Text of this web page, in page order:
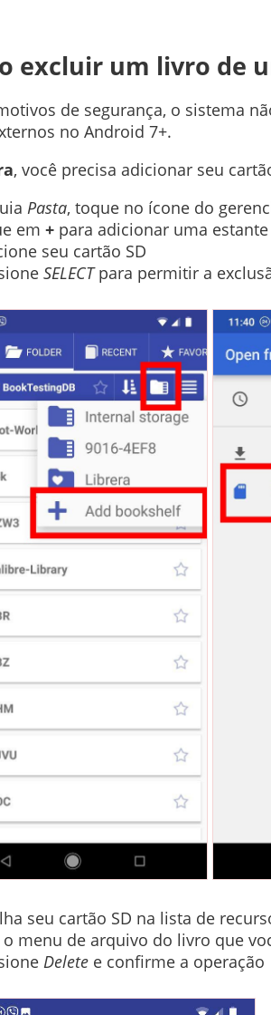
excluir um livro de
de segurança, o sistema
no Android 7+.
, você precisa adicionar seu
Pasta, toque no ícone do
em + para adicionar uma
seu cartão SD
SELECTpara permitir a
seu cartão SD na lista de
o menu de arquivo do livro que
Delete e confirme a operação